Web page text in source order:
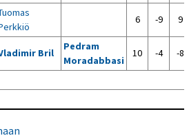
6 -9 9
Bril
Pedram
Moradabbasi
10 -4 -8